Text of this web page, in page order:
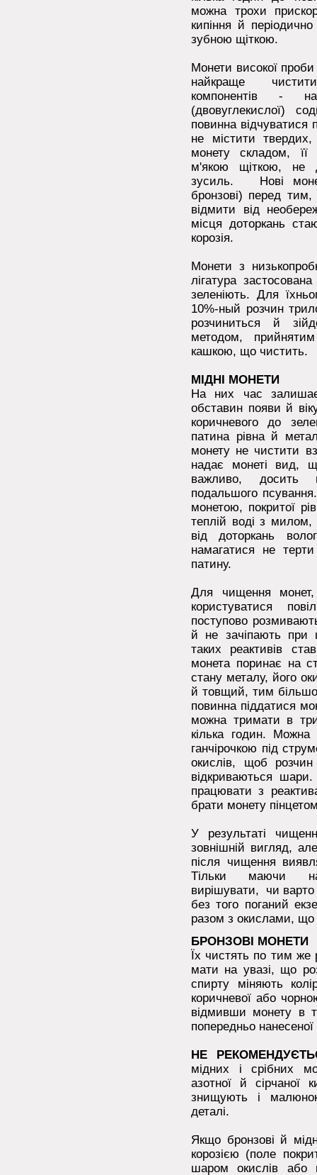
можна трохи
кипіння й
зубною щіткою.
Монети високої
найкраще
компонентів -
(двовуглекислої)
повинна відчуватися
не містити
монету складом,
м'якою щіткою, не
зусиль. Нові
бронзові) перед тим,
відмити від
місця доторкань
корозія.
Монети з
лігатура
зеленіють. Для
10%-ный розчин
розчиниться й
методом,
кашкою, що чистить.
МІДНІ МОНЕТИ
На них час
обставин появи й
коричневого до
патина рівна й
монету не чистити
надає монеті вид,
важливо, досить
подальшого
монетою, покритої
теплій воді з
від доторкань
намагатися не
патину.
Для чищення
користуватися
поступово
й не зачіпають при
таких реактивів
монета поринає на
стану металу, його
й товщий, тим
повинна піддатися
можна тримати в
кілька годин.
ганчірочкою під
окислів, щоб
відкриваються
працювати з
брати монету
У результаті
зовнішній вигляд,
після чищення
Тільки маючи
вирішувати, чи
без того поганий
разом з окислами, що
БРОНЗОВІ МОНЕТИ
Їх чистять по тим
мати на увазі, що
спирту міняють
коричневої або
відмивши монету в
попередньо
НЕ
мідних і срібних
азотної й сірчаної
знищують і
деталі.
Якщо бронзові й
корозією (поле
шаром окислів або